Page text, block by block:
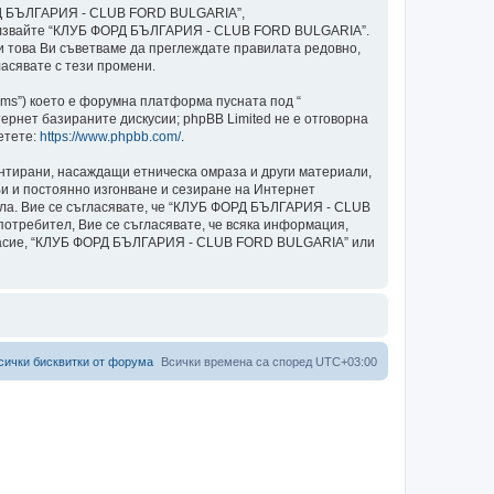
БЪЛГАРИЯ - CLUB FORD BULGARIA”,
“КЛУБ ФОРД БЪЛГАРИЯ - CLUB FORD BULGARIA”.
Ви съветваме да преглеждате правилата редовно,
с тези промени.
което е форумна платформа пусната под “
базираните дискусии; phpBB Limited не е отговорна
https://www.phpbb.com/.
насаждащи етническа омраза и други материали,
и постоянно изгонване и сезиране на Интернет
Вие се съгласявате, че “КЛУБ ФОРД БЪЛГАРИЯ - CLUB
Вие се съгласявате, че всяка информация,
“КЛУБ ФОРД БЪЛГАРИЯ - CLUB FORD BULGARIA” или
Всички времена са според UTC+03:00
бисквитки от форума